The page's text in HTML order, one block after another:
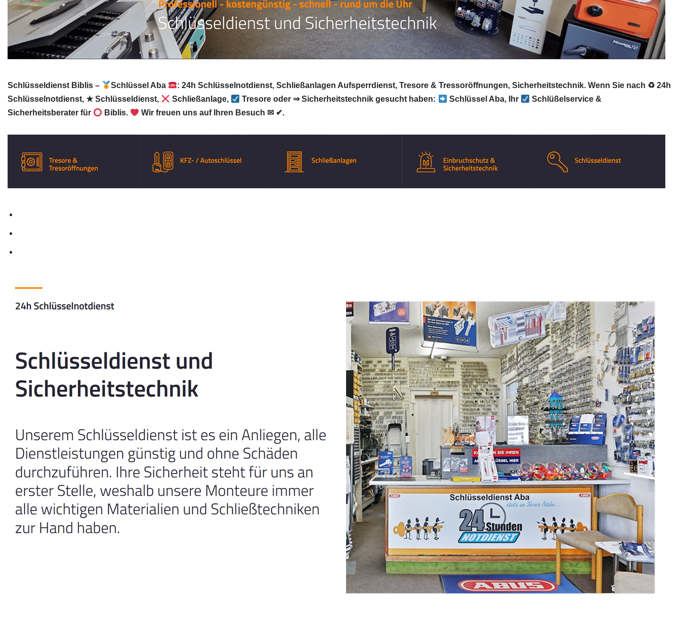
Schlüsseldienst Biblis – Schlüssel Aba
: 24h Schlüsselnotdienst, Schließanlagen Aufsperrdienst, Tresore & Tressoröffnungen, Sicherheitstechnik. Wenn Sie nach ♻ 24h
Schlüsselnotdienst, ★ Schlüsseldienst,
Schließanlage, Tresore oder ⇒ Sicherheitstechnik gesucht haben: Schlüssel Aba, Ihr
Schlüßelservice &
Sicherheitsberater für
Biblis. Wir freuen uns auf Ihren Besuch ✉ ✔.